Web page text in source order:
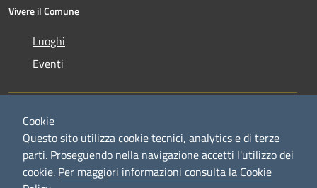
Vivere il Comune
Luoghi
Eventi
RSS
Accessibilità
Copyright © 2026 • Comune di
Credaro • Powered by
Cookie
Questo sito utilizza cookie tecnici, analytics e di terze
parti. Proseguendo nella navigazione accetti l'utilizzo dei
cookie. Per maggiori informazioni consulta la Cookie